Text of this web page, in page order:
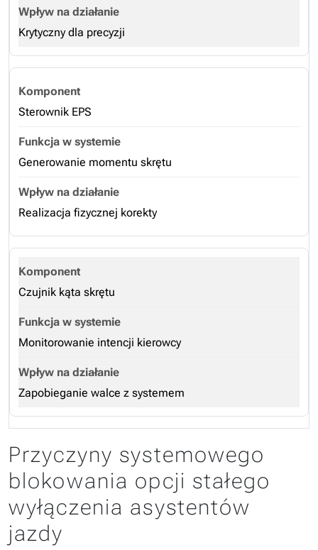
Krytyczny dla precyzji
Sterownik EPS
Generowanie momentu skrętu
Realizacja fizycznej korekty
Czujnik kąta skrętu
Monitorowanie intencji kierowcy
Zapobieganie walce z systemem
Przyczyny systemowego
blokowania opcji stałego
wyłączenia asystentów
jazdy